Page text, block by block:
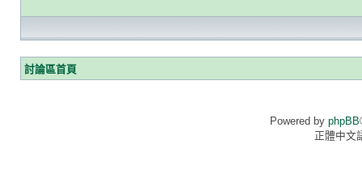
討論區首頁
Powered by phpBB
正體中文